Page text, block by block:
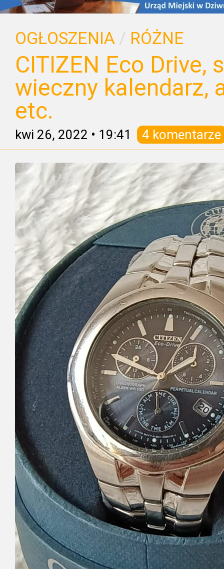
OGŁOSZENIA / RÓŻNE
CITIZEN Eco Drive,
wieczny kalendarz,
etc.
kwi 26, 2022 • 19:41 4 komentarze